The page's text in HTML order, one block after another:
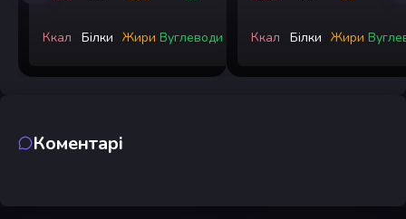
Ккал Білки Жири Вуглеводи Ккал Білки Жири
Коментарі